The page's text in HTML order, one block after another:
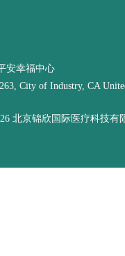
安幸福中心
City of Industry, CA
北京锦欣国际医疗科